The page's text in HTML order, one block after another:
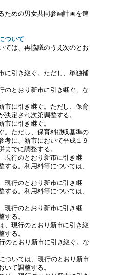
ための男女共同参画計画を速
ついて
ては、再協議のうえ次のとお
に引き継ぐ。ただし、単独補
のとおり新市に引き継ぐ。な
市に引き継ぐ。ただし、保育
決定され次第調整する。
に引き継ぐ。
。ただし、保育料徴収基準の
考に、新市において平成１９
でに調整する。
現行のとおり新市に引き継
する。利用料等については、
現行のとおり新市に引き継
する。利用料等については、
現行のとおり新市に引き継
する。
、現行のとおり新市に引き継
する。
のとおり新市に引き継ぐ。な
ついては、現行のとおり新市
いて調整する。